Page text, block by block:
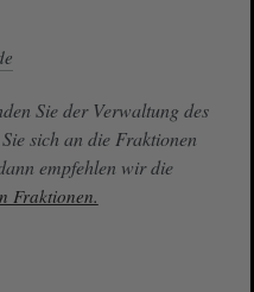
Sie der Verwaltung des
sich an die Fraktionen
empfehlen wir die
Fraktionen.